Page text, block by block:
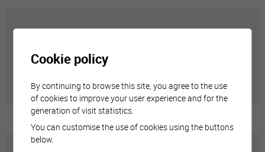
Adresses utiles en ville de Sierre
Cookie policy
By continuing to browse this site, you agree to the use
of cookies to improve your user experience and for the
generation of visit statistics.
You can customise the use of cookies using the buttons
below.